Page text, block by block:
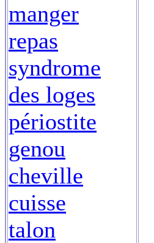
manger
repas
syndrome
des loges
périostite
genou
cheville
cuisse
talon